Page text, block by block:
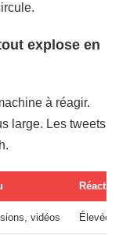
explose en
à réagir.
large. Les tweets
vidéos Élevée